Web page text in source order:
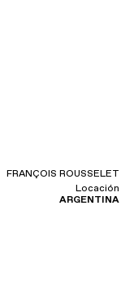
FRANÇOIS ROUSSELET
Locación
ARGENTINA